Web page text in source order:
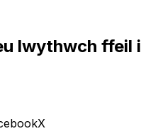
lwythwch ffeil i
X